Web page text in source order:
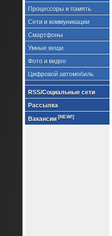
Процессоры и память
Сети и коммуникации
Смартфоны
Умные вещи
Фото и видео
Цифровой автомобиль
RSS/Социальные сети
Рассылка
Вакансии [NEW!]